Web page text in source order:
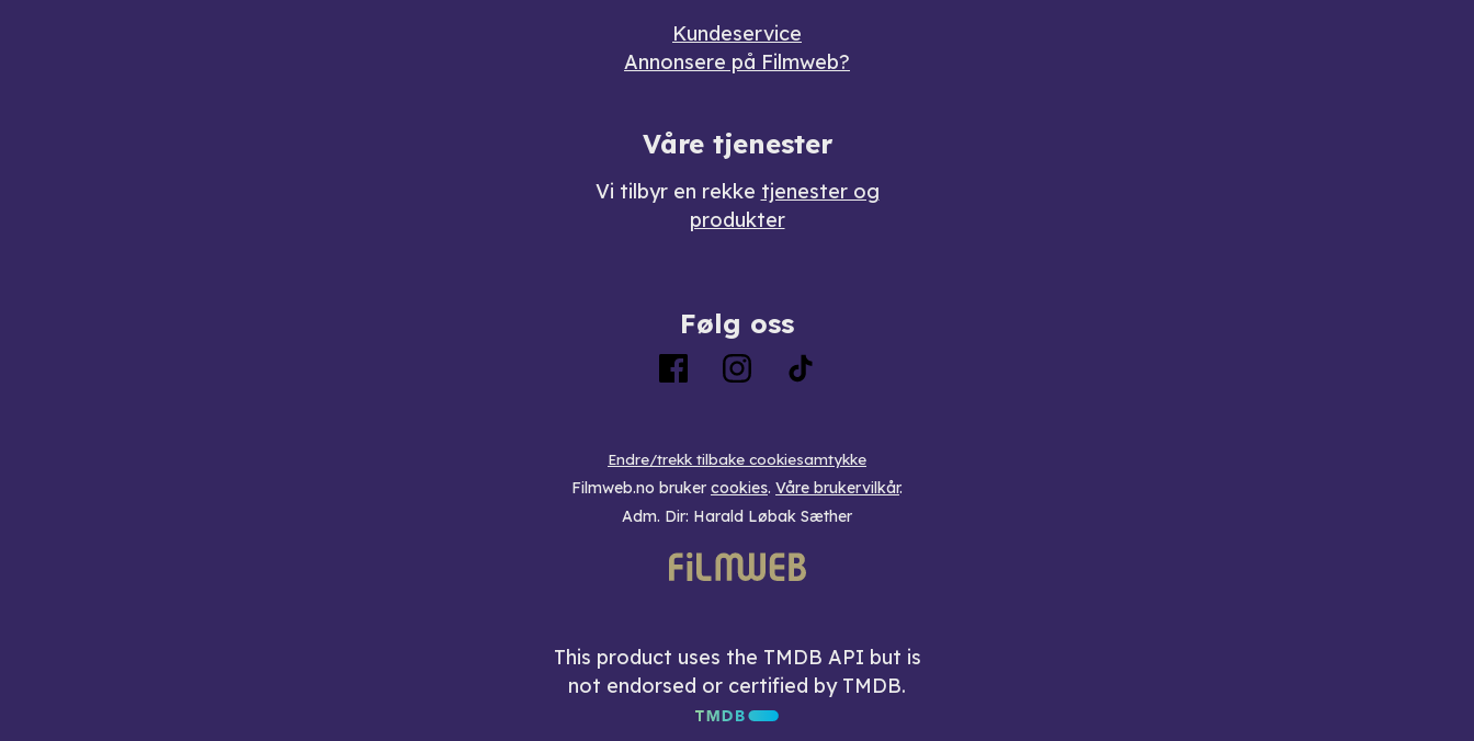
Kundeservice
Annonsere på Filmweb?
Våre tjenester
Vi tilbyr en rekke tjenester og
produkter
Følg oss
Endre/trekk tilbake cookiesamtykke
Filmweb.no bruker cookies. Våre brukervilkår.
Adm. Dir: Harald Løbak Sæther
This product uses the TMDB API but is
not endorsed or certified by TMDB.